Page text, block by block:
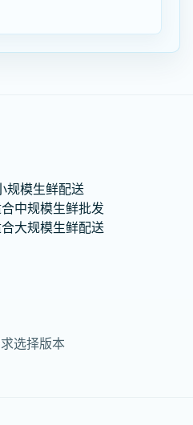
规模生鲜配送
中规模生鲜批发
大规模生鲜配送
选择版本